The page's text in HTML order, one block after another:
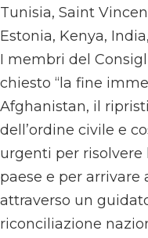
Tunisia, Saint
Estonia, Kenya,
I membri del
chiesto “la fine
Afghanistan, il
dell’ordine civile e
urgenti per risolvere
paese e per arrivare
attraverso un
riconciliazione